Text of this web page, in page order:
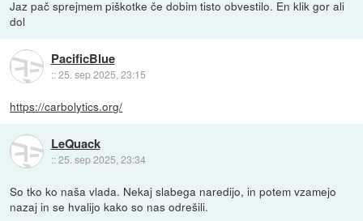
Jaz pač sprejmem piškotke če dobim tisto obvestilo. En klik gor ali
dol
PacificBlue
::25. sep 2025, 23:15
https://carbolytics.org/
LeQuack
::25. sep 2025, 23:34
So tko ko naša vlada. Nekaj slabega naredijo, in potem vzamejo
nazaj in se hvalijo kako so nas odrešili.